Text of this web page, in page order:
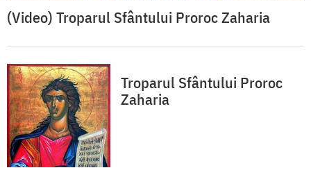
(Video) Troparul Sfântului Proroc Zaharia
Troparul Sfântului Proroc
Zaharia